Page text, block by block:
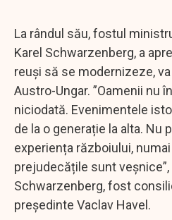
La rândul său, fostul
Karel Schwarzenberg, a
reuși să se modernizeze,
Austro-Ungar. ”Oamenii nu
niciodată. Evenimentele
de la o generație la alta. Nu
experiența războiului,
prejudecățile sunt veșnice”,
Schwarzenberg, fost
președinte Vaclav Havel.